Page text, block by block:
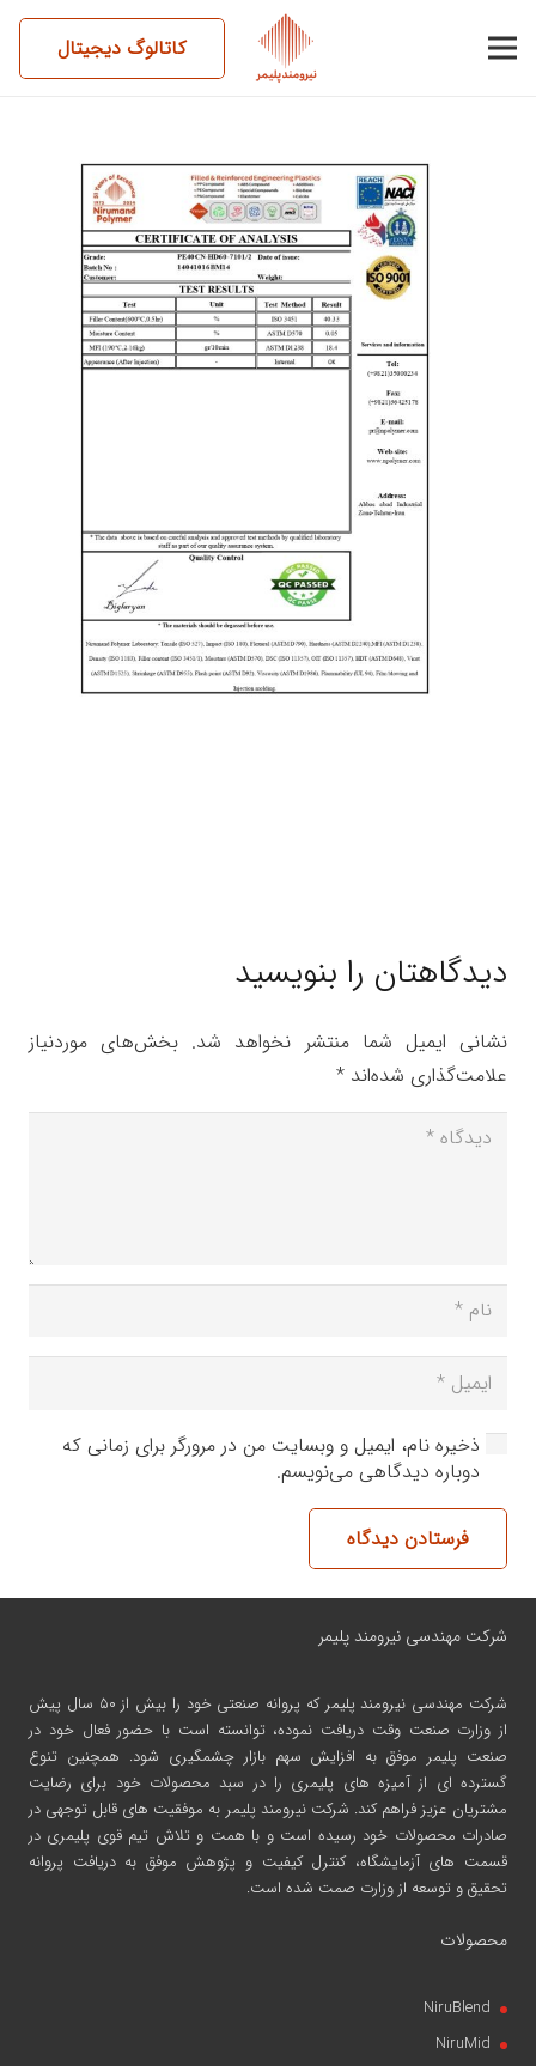
کاتالوگ دیجیتال
14041016BM14-PE40CN-
HD60-7101,2
دیدگاهتان را بنویسید
نشانی ایمیل شما منتشر نخواهد شد. بخش‌های موردنیاز
علامت‌گذاری شده‌اند *
ذخیره نام، ایمیل و وبسایت من در مرورگر برای زمانی که
دوباره دیدگاهی می‌نویسم.
فرستادن دیدگاه
شرکت مهندسی نیرومند پلیمر
شرکت مهندسی نیرومند پلیمر
که پروانه صنعتی خود را بیش از ۵۰ سال پیش
از وزارت صنعت وقت دریافت نموده، توانسته است با حضور فعال خود در
صنعت پلیمر موفق به افزایش سهم بازار چشمگیری شود. همچنین تنوع
گسترده ای از آمیزه های پلیمری را در سبد محصولات خود برای رضایت
مشتریان عزیز فراهم کند. شرکت نیرومند پلیمر به موفقیت های قابل توجهی در
صادرات محصولات خود رسیده است و با همت و تلاش تیم قوی پلیمری در
قسمت های آزمایشگاه، کنترل کیفیت و پژوهش موفق به دریافت پروانه
تحقیق و توسعه از وزارت صمت شده است.
محصولات
NiruBlend
NiruMid